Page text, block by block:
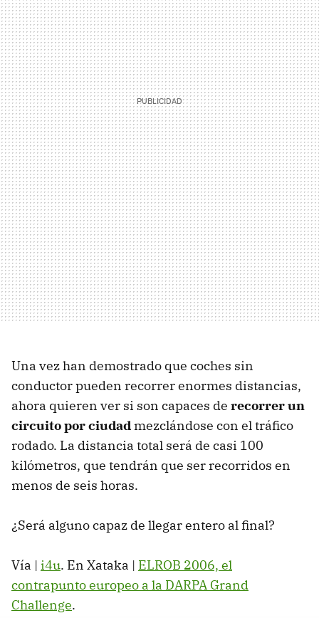
Una vez han demostrado que coches sin
conductor pueden recorrer enormes distancias,
ahora quieren ver si son capaces de recorrer un
circuito por ciudad mezclándose con el tráfico
rodado. La distancia total será de casi 100
kilómetros, que tendrán que ser recorridos en
menos de seis horas.
¿Será alguno capaz de llegar entero al final?
Vía | i4u. En Xataka | ELROB 2006, el
contrapunto europeo a la DARPA Grand
Challenge.